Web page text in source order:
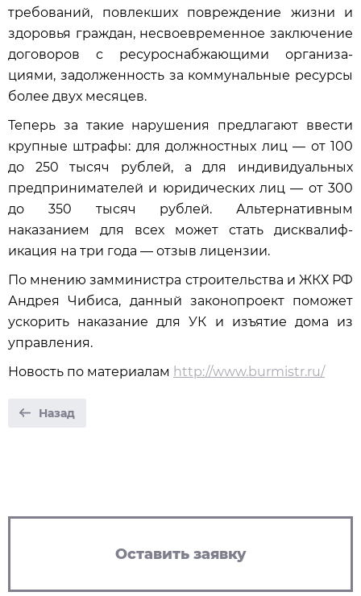
требований, повлекших пов­реждение жизни и
здо­ровья граждан, несвоевременное заключение
договоров с ресуроснабжающими организа­
циями, задолженность за коммунальные рес­урсы
более двух месяц­ев.
Теперь за такие нарушения предлагают ввести
крупные штрафы: для должностных лиц — от 100
до 250 тысяч рублей, а для индивидуальных
предпринима­телей и юридических лиц — от 300
до 350 тысяч рубл­ей. Альтернативным
наказанием для всех может стать дисквалиф­
икация на три года — отзыв лицензии.
По мнению замминистра строительства и ЖКХ РФ
Андрея Чибиса, данный законопроект поможет
ускорить наказание для УК и изъятие дома из
управления.
Новость по материалам http://www.burmistr.ru/
Назад
Оставить заявку